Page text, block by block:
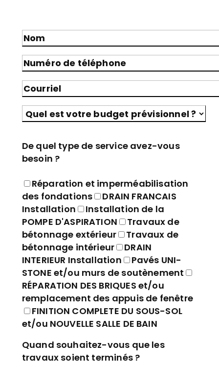
De quel type de service avez-vous
besoin ?
Réparation et imperméabilisation
des fondations
DRAIN FRANCAIS
Installation
Installation de la
POMPE D'ASPIRATION
Travaux de
bétonnage extérieur
Travaux de
bétonnage intérieur
DRAIN
INTERIEUR Installation
Pavés UNI-
STONE et/ou murs de soutènement
RÉPARATION DES BRIQUES et/ou
remplacement des appuis de fenêtre
FINITION COMPLETE DU SOUS-SOL
et/ou NOUVELLE SALLE DE BAIN
Quand souhaitez-vous que les
travaux soient terminés ?